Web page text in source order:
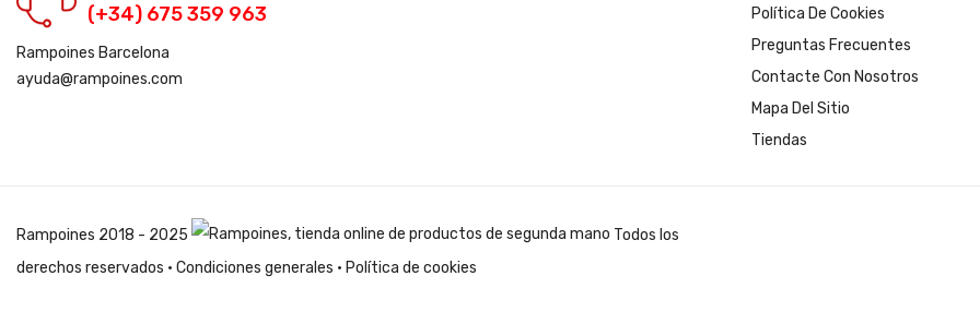
(+34) 675 359 963
Rampoines Barcelona
ayuda@rampoines.com
Política De Cookies
Preguntas Frecuentes
Contacte Con Nosotros
Mapa Del Sitio
Tiendas
Rampoines 2018 - 2025
Todos los
derechos reservados · Condiciones generales · Política de cookies